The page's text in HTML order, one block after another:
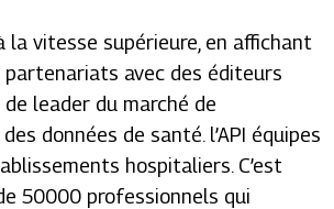
la vitesse supérieure, en affichant
avec des éditeurs
leader du marché de
données de santé. l’API équipes
hospitaliers. C’est
50000 professionnels qui